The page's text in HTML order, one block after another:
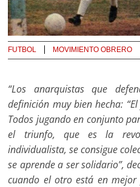
FUTBOL MOVIMIENTO OBRERO
“Los anarquistas que
definición muy bien hecha:
Todos jugando en conjunto
el triunfo, que es la
individualista, se consigue
se aprende a ser solidario”,
cuando el otro está en